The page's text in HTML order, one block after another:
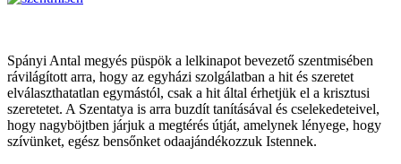
Spányi Antal megyés püspök a lelkinapot bevezető szentmisében
rávilágított arra, hogy az egyházi szolgálatban a hit és szeretet
elválaszthatatlan egymástól, csak a hit által érhetjük el a krisztusi
szeretetet. A Szentatya is arra buzdít tanításával és cselekedeteivel,
hogy nagyböjtben járjuk a megtérés útját, amelynek lényege, hogy
szívünket, egész bensőnket odaajándékozzuk Istennek.